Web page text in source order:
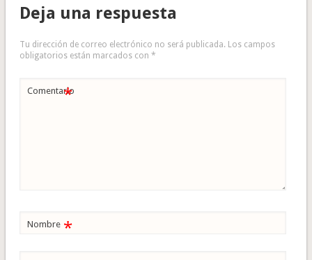
Deja una respuesta
Tu dirección de correo electrónico no será publicada. Los campos
obligatorios están marcados con *
Comentario
*
Nombre *